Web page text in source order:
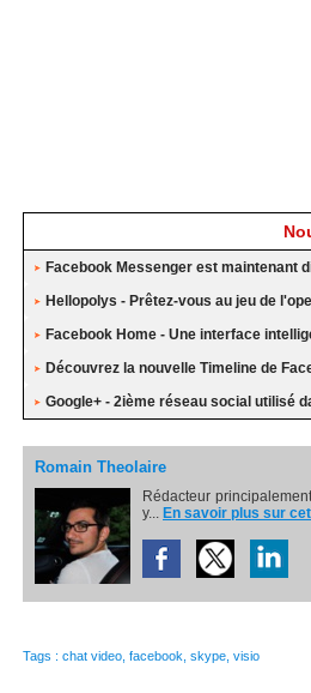
Facebook Messenger est maintenant
Hellopolys - Prêtez-vous au jeu de
Facebook Home - Une interface
Découvrez la nouvelle Timeline de
Google+ - 2ième réseau social utilisé
Romain Theolaire
Rédacteur
y... En savoir plus sur
Tags : chat video facebook skype visio